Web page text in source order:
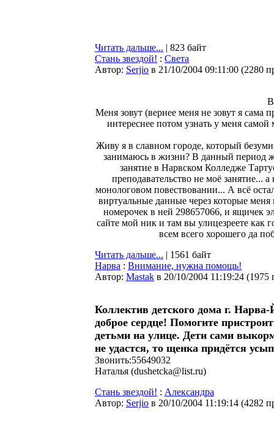
Читать дальше... | 823 байт
Стань звездой! : Света
Автор: Serjio в 21/10/2004 09:11:00 (2280
Меня зовут (вернее меня не зовут я сама
интереснее потом узнать у меня
Живу я в славном городе, который
занимаюсь в жизни? В данный период
занятие в Нарвском Колледже
преподавательство не моё занятие...
монологовом повествовании... А всё
виртуальные данные через которые
номерочек в ней 298657066, и ящичек
сайте мой ник и там вы улицезреете как
всем всего хорошего да
Читать дальше... | 1561 байт
Нарва : Внимание, нужна помощь!
Автор: Мastak в 20/10/2004 11:19:24 (1975
Коллектив детского дома г.
доброе сердце! Помогите
детьми на улице. Дети сами
не удастся, то щенка придётся
Звонить:55649032
Наталья (dushetcka@list.ru)
Стань звездой! : Александра
Автор: Serjio в 20/10/2004 11:19:14 (4282